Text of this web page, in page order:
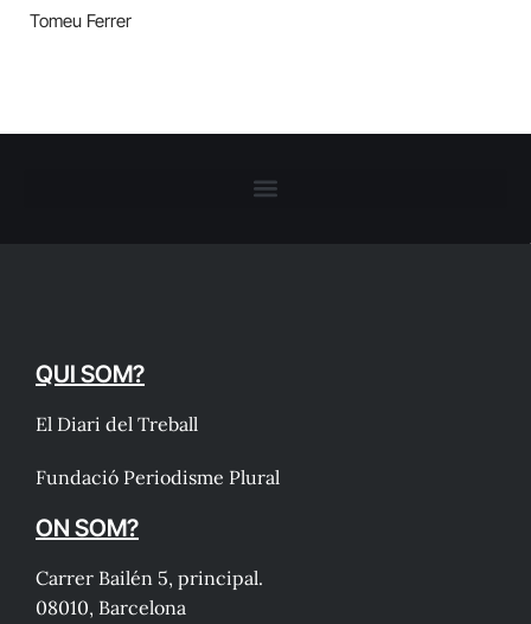
Tomeu Ferrer
QUI SOM?
El Diari del Treball
Fundació Periodisme Plural
ON SOM?
Carrer Bailén 5, principal.
08010, Barcelona